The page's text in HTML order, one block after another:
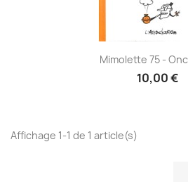
Mimolette 75 -
10,00 €
Affichage 1-1 de 1 article(s)